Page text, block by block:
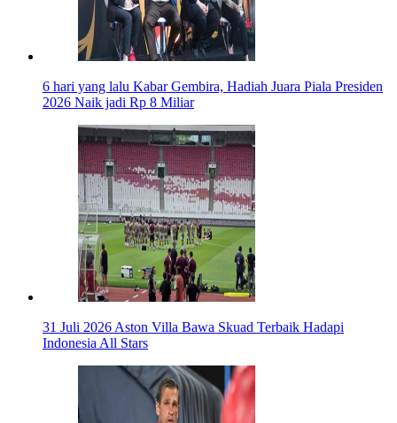
6 hari yang lalu Kabar Gembira, Hadiah Juara Piala Presiden
2026 Naik jadi Rp 8 Miliar
31 Juli 2026 Aston Villa Bawa Skuad Terbaik Hadapi
Indonesia All Stars